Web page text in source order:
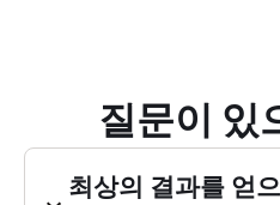
질문이 있
최상의 결과를 얻